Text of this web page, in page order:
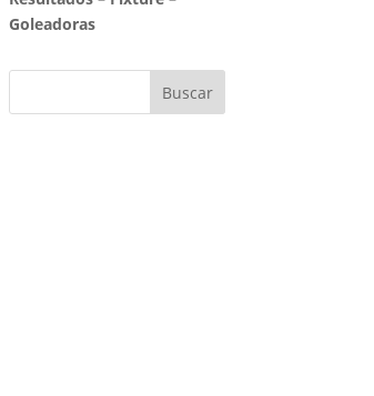
Goleadoras